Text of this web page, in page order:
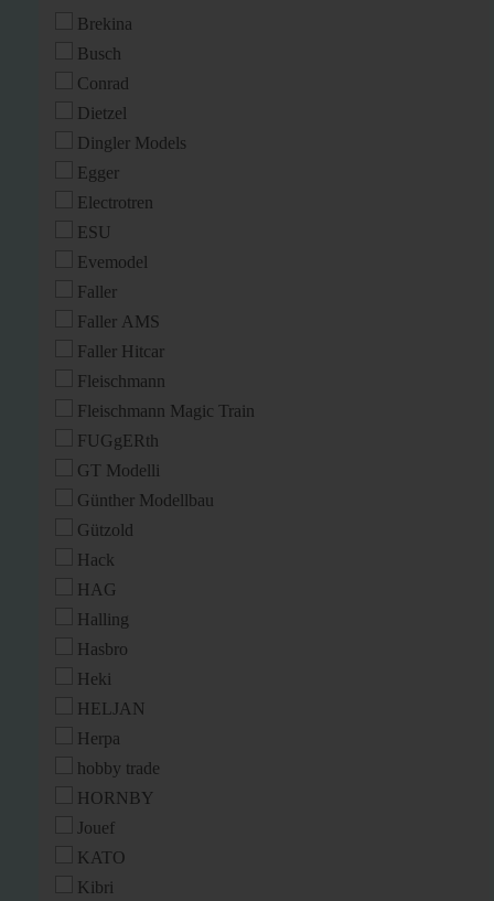
Brekina
Busch
Conrad
Dietzel
Dingler Models
Egger
Electrotren
ESU
Evemodel
Faller
Faller AMS
Faller Hitcar
Fleischmann
Fleischmann Magic Train
FUGgERth
GT Modelli
Günther Modellbau
Gützold
Hack
HAG
Halling
Hasbro
Heki
HELJAN
Herpa
hobby trade
HORNBY
Jouef
KATO
Kibri